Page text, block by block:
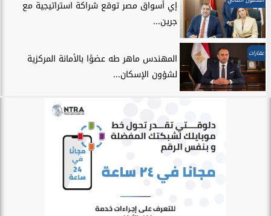
إي أسواق مصر توقع شراكة استراتيجية مع
جرين...
عقارات
المهندس ماهر طه عضوًا بالأمانة المركزية
لشؤون الإسكان...